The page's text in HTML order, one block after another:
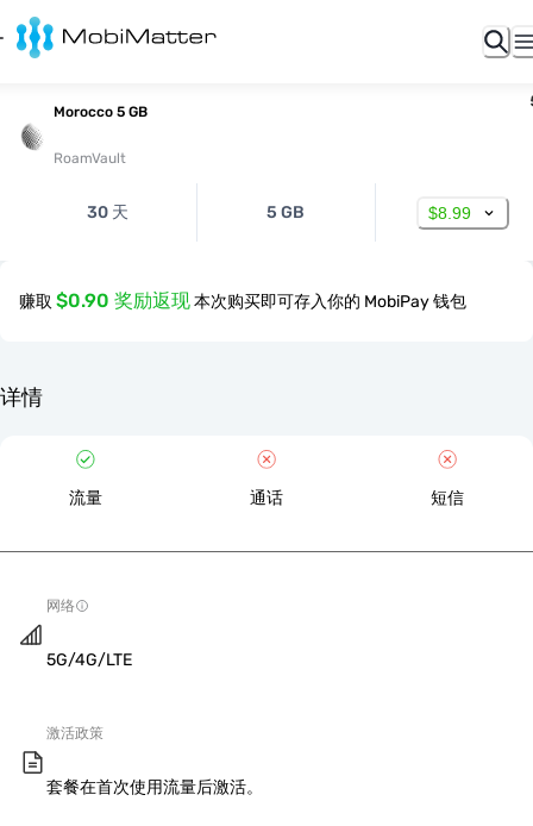
Morocco 5 GB
RoamVault
30 天 5 GB $8.99
赚取 $0.90 奖励返现本次购买即可存入你的 MobiPay 钱包
详情
流量 通话 短信
网络
5G/4G/LTE
激活政策
套餐在首次使用流量后激活。